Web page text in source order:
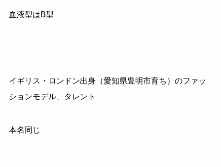
血液型はB型
イギリス・ロンドン出身（愛知県豊明市育ち）のファッ
ションモデル、タレント
本名同じ